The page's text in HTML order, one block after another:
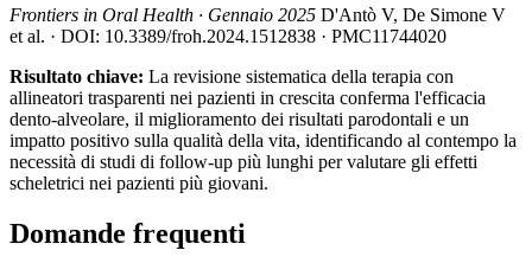
Frontiers in Oral Health · Gennaio 2025 D'Antò V, De Simone V
et al. · DOI: 10.3389/froh.2024.1512838 · PMC11744020
Risultato chiave: La revisione sistematica della terapia con
allineatori trasparenti nei pazienti in crescita conferma l'efficacia
dento-alveolare, il miglioramento dei risultati parodontali e un
impatto positivo sulla qualità della vita, identificando al contempo la
necessità di studi di follow-up più lunghi per valutare gli effetti
scheletrici nei pazienti più giovani.
Domande frequenti